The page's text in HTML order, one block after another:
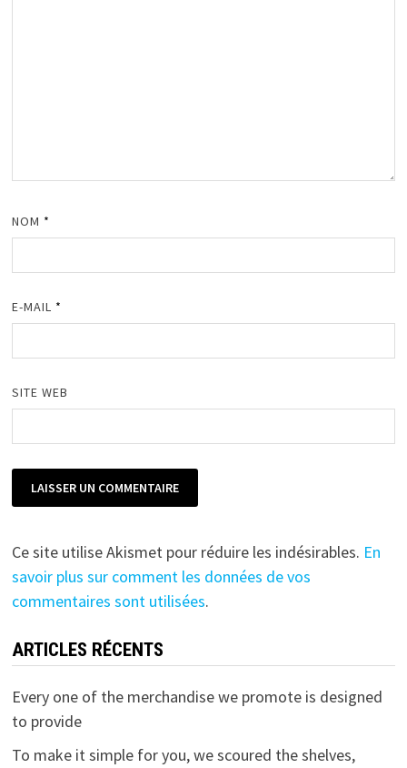
NOM *
E-MAIL *
SITE WEB
Ce site utilise Akismet pour réduire les indésirables. En
savoir plus sur comment les données de vos
commentaires sont utilisées.
ARTICLES RÉCENTS
Every one of the merchandise we promote is designed
to provide
To make it simple for you, we scoured the shelves,